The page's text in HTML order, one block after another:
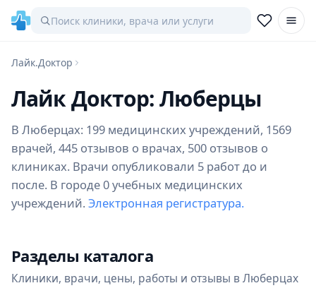
Лайк.Доктор
Лайк Доктор: Люберцы
В Люберцах: 199 медицинских учреждений, 1569
врачей, 445 отзывов о врачах, 500 отзывов о
клиниках. Врачи опубликовали 5 работ до и
после. В городе 0 учебных медицинских
учреждений. Электронная регистратура.
Разделы каталога
Клиники, врачи, цены, работы и отзывы в Люберцах